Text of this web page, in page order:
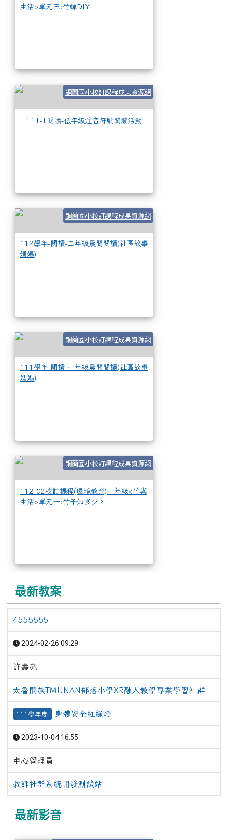
生活>單元三:竹蟬DIY
銅蘭國小校訂課程成果資源網
111-1閱讀-低年級注音符號闖關活動
銅蘭國小校訂課程成果資源網
112學年-閱讀-二年級晨間閱讀(社區故事
媽媽)
銅蘭國小校訂課程成果資源網
111學年-閱讀-一年級晨間閱讀(社區故事
媽媽)
銅蘭國小校訂課程成果資源網
112-02校訂課程(環境教育)一年級<竹與
生活>單元一:竹子知多少。
最新教案
4555555
2024-02-26 09:29
許壽亮
太魯閣族TMUNAN部落小學XR融入教學專業學習社群
111學年度 身體安全紅綠燈
2023-10-04 16:55
中心管理員
教師社群系統開發測試站
最新影音